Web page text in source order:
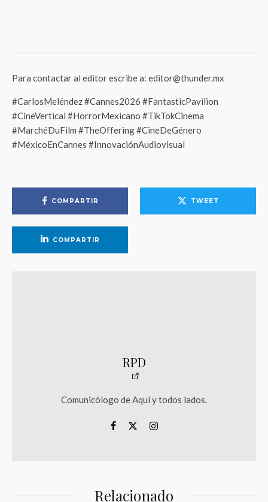
Para contactar al editor escribe a: editor@thunder.mx
#CarlosMeléndez #Cannes2026 #FantasticPavilion
#CineVertical #HorrorMexicano #TikTokCinema
#MarchéDuFilm #TheOffering #CineDeGénero
#MéxicoEnCannes #InnovaciónAudiovisual
COMPARTIR TWEET
COMPARTIR
RPD
Comunicólogo de Aquí y todos lados.
Relacionado